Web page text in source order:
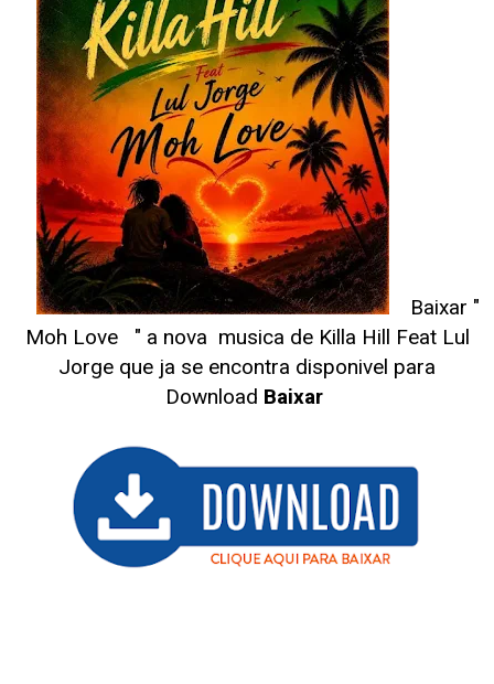
Baixar "
Moh Love
" a nova musica de Killa Hill Feat Lul
Jorge que ja se encontra disponivel para
Download Baixar